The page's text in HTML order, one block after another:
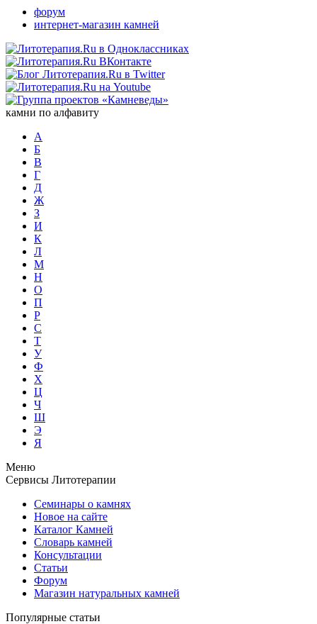
форум
интернет-магазин камней
камни по алфавиту
А
Б
В
Г
Д
Ж
З
И
К
Л
М
Н
О
П
Р
С
Т
У
Ф
Х
Ц
Ч
Ш
Э
Я
Меню
Сервисы Литотерапии
Семинары о камнях
Новое на сайте
Каталог Камней
Словарь камней
Консультации
Статьи
Форум
Магазин натуральных камней
Популярные статьи